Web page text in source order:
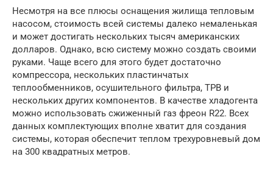
Несмотря на все плюсы оснащения жилища тепловым
насосом, стоимость всей системы далеко немаленькая
и может достигать нескольких тысяч американских
долларов. Однако, всю систему можно создать своими
руками. Чаще всего для этого будет достаточно
компрессора, нескольких пластинчатых
теплообменников, осушительного фильтра, ТРВ и
нескольких других компонентов. В качестве хладогента
можно использовать сжиженный газ фреон R22. Всех
данных комплектующих вполне хватит для создания
системы, которая обеспечит теплом трехуровневый дом
на 300 квадратных метров.